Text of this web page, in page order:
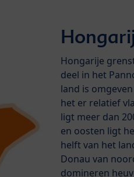
Hongarije
deel in het
land is
het er relatief
ligt meer dan
en oosten ligt
helft van het
Donau van
domineren